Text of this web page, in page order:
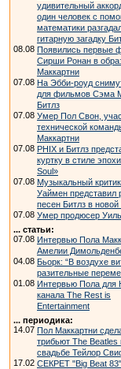
удивительный
один человек с
математики
гитарную загадку
08.08 Появились первые
Сирши Ронан в
Маккартни
07.08 На Эбби-роуд
для фильмов Сэма
Битлз
07.08 Умер Пол Свон,
технической
Маккартни
07.08 PHIX и Битлз
куртку в стиле
Soul»
07.08 Музыкальный
Уаймен представил
песен Битлз в новой
07.08 Умер продюсер
... статьи:
07.08 Интервью Пола
Амелии
04.08 Бьорк: “В воздухе
разительные
01.08 Интервью Пола для
канала The Rest is
Entertainment
... периодика:
14.07 Пол Маккартни
трибьют The Beatles
свадьбе Тейлор
17.02 СЕКРЕТ "Big Beat 83"